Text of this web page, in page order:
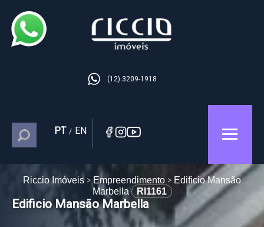
(12) 3209-1918
PT / EN
Riccio Imóveis Empreendimento
Edificio Mansão
Marbella
RI1161
Edificio Mansão Marbella